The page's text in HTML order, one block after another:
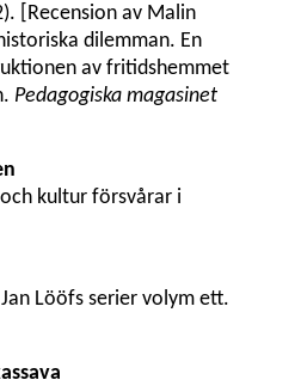
[Recension av Malin
dilemman. En
av fritidshemmet
Pedagogiska magasinet
kultur försvårar i
Lööfs serier volym ett.